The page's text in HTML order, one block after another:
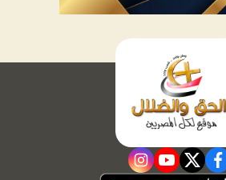
facebook
twitter
youtube
instagram